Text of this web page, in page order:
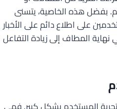
بفضل هذه الخاصية، يتسنى
على اطلاع دائم على الأخبار
المطاف إلى زيادة التفاعل